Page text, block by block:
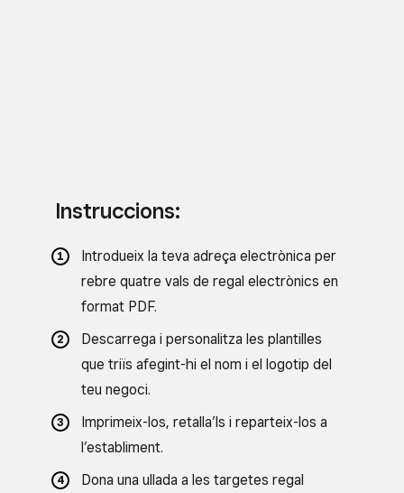
Instruccions:
Introdueix la teva adreça electrònica per
rebre quatre vals de regal electrònics en
format PDF.
Descarrega i personalitza les plantilles
que triïs afegint-hi el nom i el logotip del
teu negoci.
Imprimeix-los, retalla’ls i reparteix-los a
l’establiment.
Dona una ullada a les targetes regal